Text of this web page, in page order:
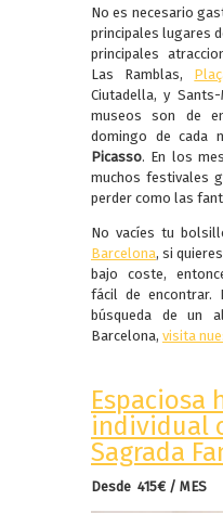
No es necesario
principales lugares
principales
Las Ramblas,
Ciutadella, y
museos son de
domingo de cada
Picasso. En los
muchos festivales
perder como las
No vacíes tu
Barcelona, ​​si
bajo coste,
fácil de encontrar.
búsqueda de un
Barcelona, visita
Espaciosa
individual
Sagrada
Desde 415€ / MES